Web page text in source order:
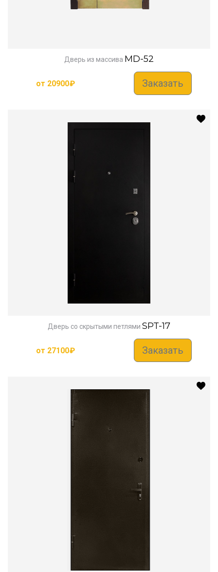
Дверь из массива MD-52
от 20900₽ Заказать
Дверь со скрытыми петлями SPT-17
от 27100₽ Заказать